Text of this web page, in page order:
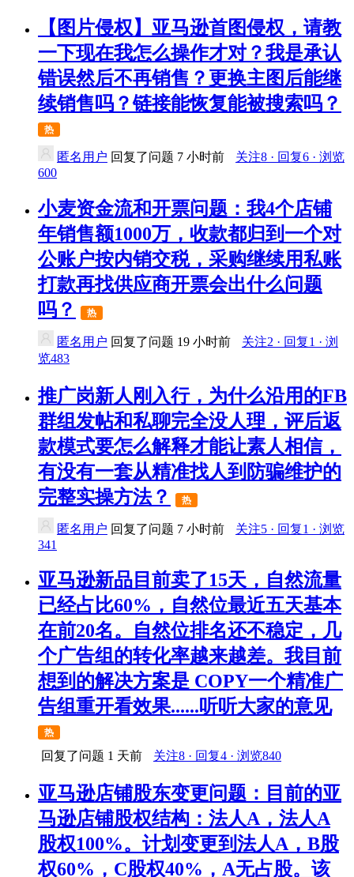
【图片侵权】亚马逊首图侵权，请教
一下现在我怎么操作才对？我是承认
错误然后不再销售？更换主图后能继
续销售吗？链接能恢复能被搜索吗？
热
匿名用户 回复了问题 7 小时前
关注8 · 回复6 · 浏览
600
小麦资金流和开票问题：我4个店铺
年销售额1000万，收款都归到一个对
公账户按内销交税，采购继续用私账
打款再找供应商开票会出什么问题
吗？
热
匿名用户 回复了问题 19 小时前
关注2 · 回复1 · 浏
览483
推广岗新人刚入行，为什么沿用的FB
群组发帖和私聊完全没人理，评后返
款模式要怎么解释才能让素人相信，
有没有一套从精准找人到防骗维护的
完整实操方法？
热
匿名用户 回复了问题 7 小时前
关注5 · 回复1 · 浏览
341
亚马逊新品目前卖了15天，自然流量
已经占比60%，自然位最近五天基本
在前20名。自然位排名还不稳定，几
个广告组的转化率越来越差。我目前
想到的解决方案是 COPY一个精准广
告组重开看效果......听听大家的意见
热
回复了问题 1 天前 关注8 · 回复4 · 浏览840
亚马逊店铺股东变更问题：目前的亚
马逊店铺股权结构：法人A，法人A
股权100%。计划变更到法人A，B股
权60%，C股权40%，A无占股。该